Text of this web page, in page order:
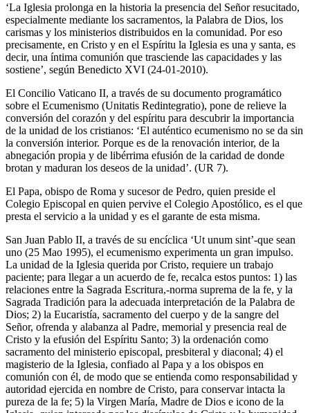
‘La Iglesia prolonga en la historia la presencia del Señor resucitado,
especialmente mediante los sacramentos, la Palabra de Dios, los
carismas y los ministerios distribuidos en la comunidad. Por eso
precisamente, en Cristo y en el Espíritu la Iglesia es una y santa, es
decir, una íntima comunión que trasciende las capacidades y las
sostiene’, según Benedicto XVI (24-01-2010).
El Concilio Vaticano II, a través de su documento programático
sobre el Ecumenismo (Unitatis Redintegratio), pone de relieve la
conversión del corazón y del espíritu para descubrir la importancia
de la unidad de los cristianos: ‘El auténtico ecumenismo no se da sin
la conversión interior. Porque es de la renovación interior, de la
abnegación propia y de libérrima efusión de la caridad de donde
brotan y maduran los deseos de la unidad’. (UR 7).
El Papa, obispo de Roma y sucesor de Pedro, quien preside el
Colegio Episcopal en quien pervive el Colegio Apostólico, es el que
presta el servicio a la unidad y es el garante de esta misma.
San Juan Pablo II, a través de su encíclica ‘Ut unum sint’-que sean
uno (25 Mao 1995), el ecumenismo experimenta un gran impulso.
La unidad de la Iglesia querida por Cristo, requiere un trabajo
paciente; para llegar a un acuerdo de fe, recalca estos puntos: 1) las
relaciones entre la Sagrada Escritura,-norma suprema de la fe, y la
Sagrada Tradición para la adecuada interpretación de la Palabra de
Dios; 2) la Eucaristía, sacramento del cuerpo y de la sangre del
Señor, ofrenda y alabanza al Padre, memorial y presencia real de
Cristo y la efusión del Espíritu Santo; 3) la ordenación como
sacramento del ministerio episcopal, presbiteral y diaconal; 4) el
magisterio de la Iglesia, confiado al Papa y a los obispos en
comunión con él, de modo que se entienda como responsabilidad y
autoridad ejercida en nombre de Cristo, para conservar intacta la
pureza de la fe; 5) la Virgen María, Madre de Dios e icono de la